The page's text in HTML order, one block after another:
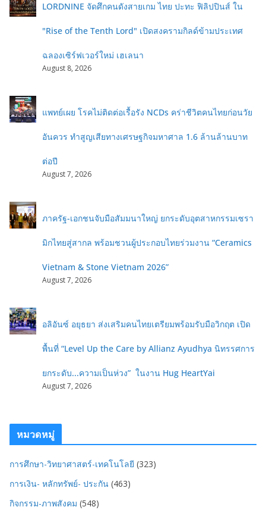
LORDNINE จัดศึกคนดังสายเกม ไทย ปะทะ ฟิลิปปินส์ ใน
"Rise of the Tenth Lord" เปิดสงครามกิลด์ข้ามประเทศ
ฉลองเซิร์ฟเวอร์ใหม่ เฮเลนา
August 8, 2026
แพทย์เผย โรคไม่ติดต่อเรื้อรัง NCDs คร่าชีวิตคนไทยก่อนวัย
อันควร ทำสูญเสียทางเศรษฐกิจมหาศาล 1.6 ล้านล้านบาท
ต่อปี
August 7, 2026
ภาครัฐ-เอกชนจับมือสัมมนาใหญ่ ยกระดับอุตสาหกรรมเซรา
มิกไทยสู่สากล พร้อมชวนผู้ประกอบไทยร่วมงาน “Ceramics
Vietnam & Stone Vietnam 2026”
August 7, 2026
อลิอันซ์ อยุธยา ส่งเสริมคนไทยเตรียมพร้อมรับมือวิกฤต เปิด
พื้นที่ “Level Up the Care by Allianz Ayudhya นิทรรศการ
ยกระดับ...ความเป็นห่วง” ในงาน Hug HeartYai
August 7, 2026
หมวดหมู่
การศึกษา-วิทยาศาสตร์-เทคโนโลยี (323)
การเงิน- หลักทรัพย์- ประกัน (463)
กิจกรรม-ภาพสังคม (548)